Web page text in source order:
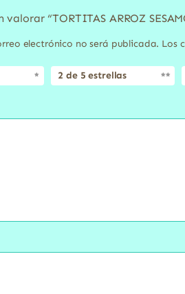
“TORTITAS ARROZ
electrónico no será publicada. Los
2 de 5 estrellas